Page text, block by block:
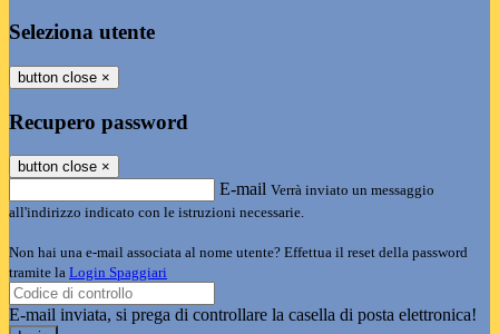
Seleziona utente
button close ×
Recupero password
button close ×
E-mail Verrà inviato un messaggio
all'indirizzo indicato con le istruzioni necessarie.
Non hai una e-mail associata al nome utente? Effettua il reset della password
tramite la Login Spaggiari
E-mail inviata, si prega di controllare la casella di posta elettronica!